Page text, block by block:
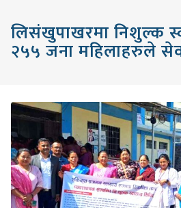
लिसंखुपाखरमा निशुल्क
२५५ जना महिलाहरुले